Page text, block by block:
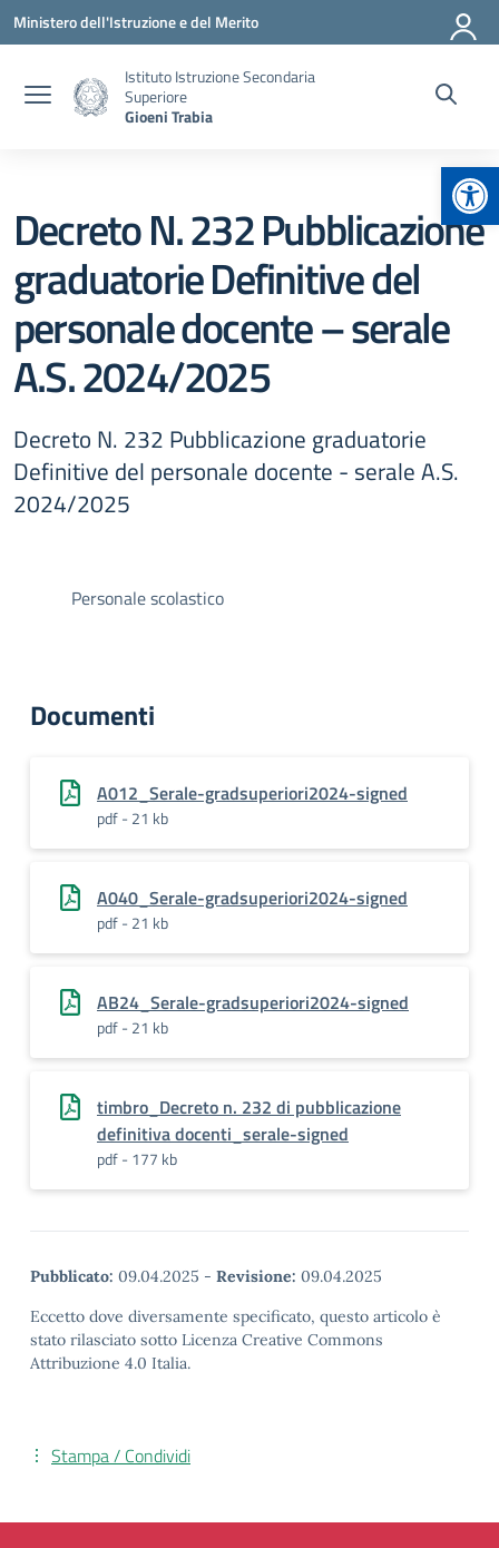
Vai ai contenuti
Vai al menu di navigazione
Vai al footer
Ministero dell'Istruzione e del Merito
Istituto Istruzione Secondaria
Superiore
Gioeni Trabia
Decreto N. 232 Pubblicazione
graduatorie Definitive del
personale docente – serale
A.S. 2024/2025
Decreto N. 232 Pubblicazione graduatorie
Definitive del personale docente - serale A.S.
2024/2025
Personale scolastico
Documenti
A012_Serale-gradsuperiori2024-signed
pdf - 21 kb
A040_Serale-gradsuperiori2024-signed
pdf - 21 kb
AB24_Serale-gradsuperiori2024-signed
pdf - 21 kb
timbro_Decreto n. 232 di pubblicazione
definitiva docenti_serale-signed
pdf - 177 kb
Pubblicato: 09.04.2025 - Revisione: 09.04.2025
Eccetto dove diversamente specificato, questo articolo è
stato rilasciato sotto Licenza Creative Commons
Attribuzione 4.0 Italia.
Stampa / Condividi